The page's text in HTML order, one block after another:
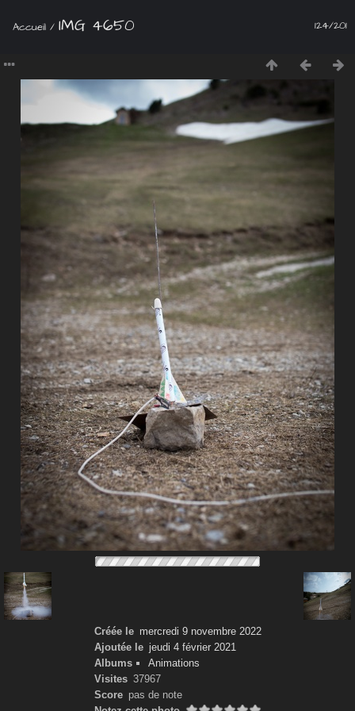
124/201
Accueil / IMG 4650
Créée le mercredi 9 novembre 2022
Ajoutée le jeudi 4 février 2021
Albums
Animations
Visites 37967
Score pas de note